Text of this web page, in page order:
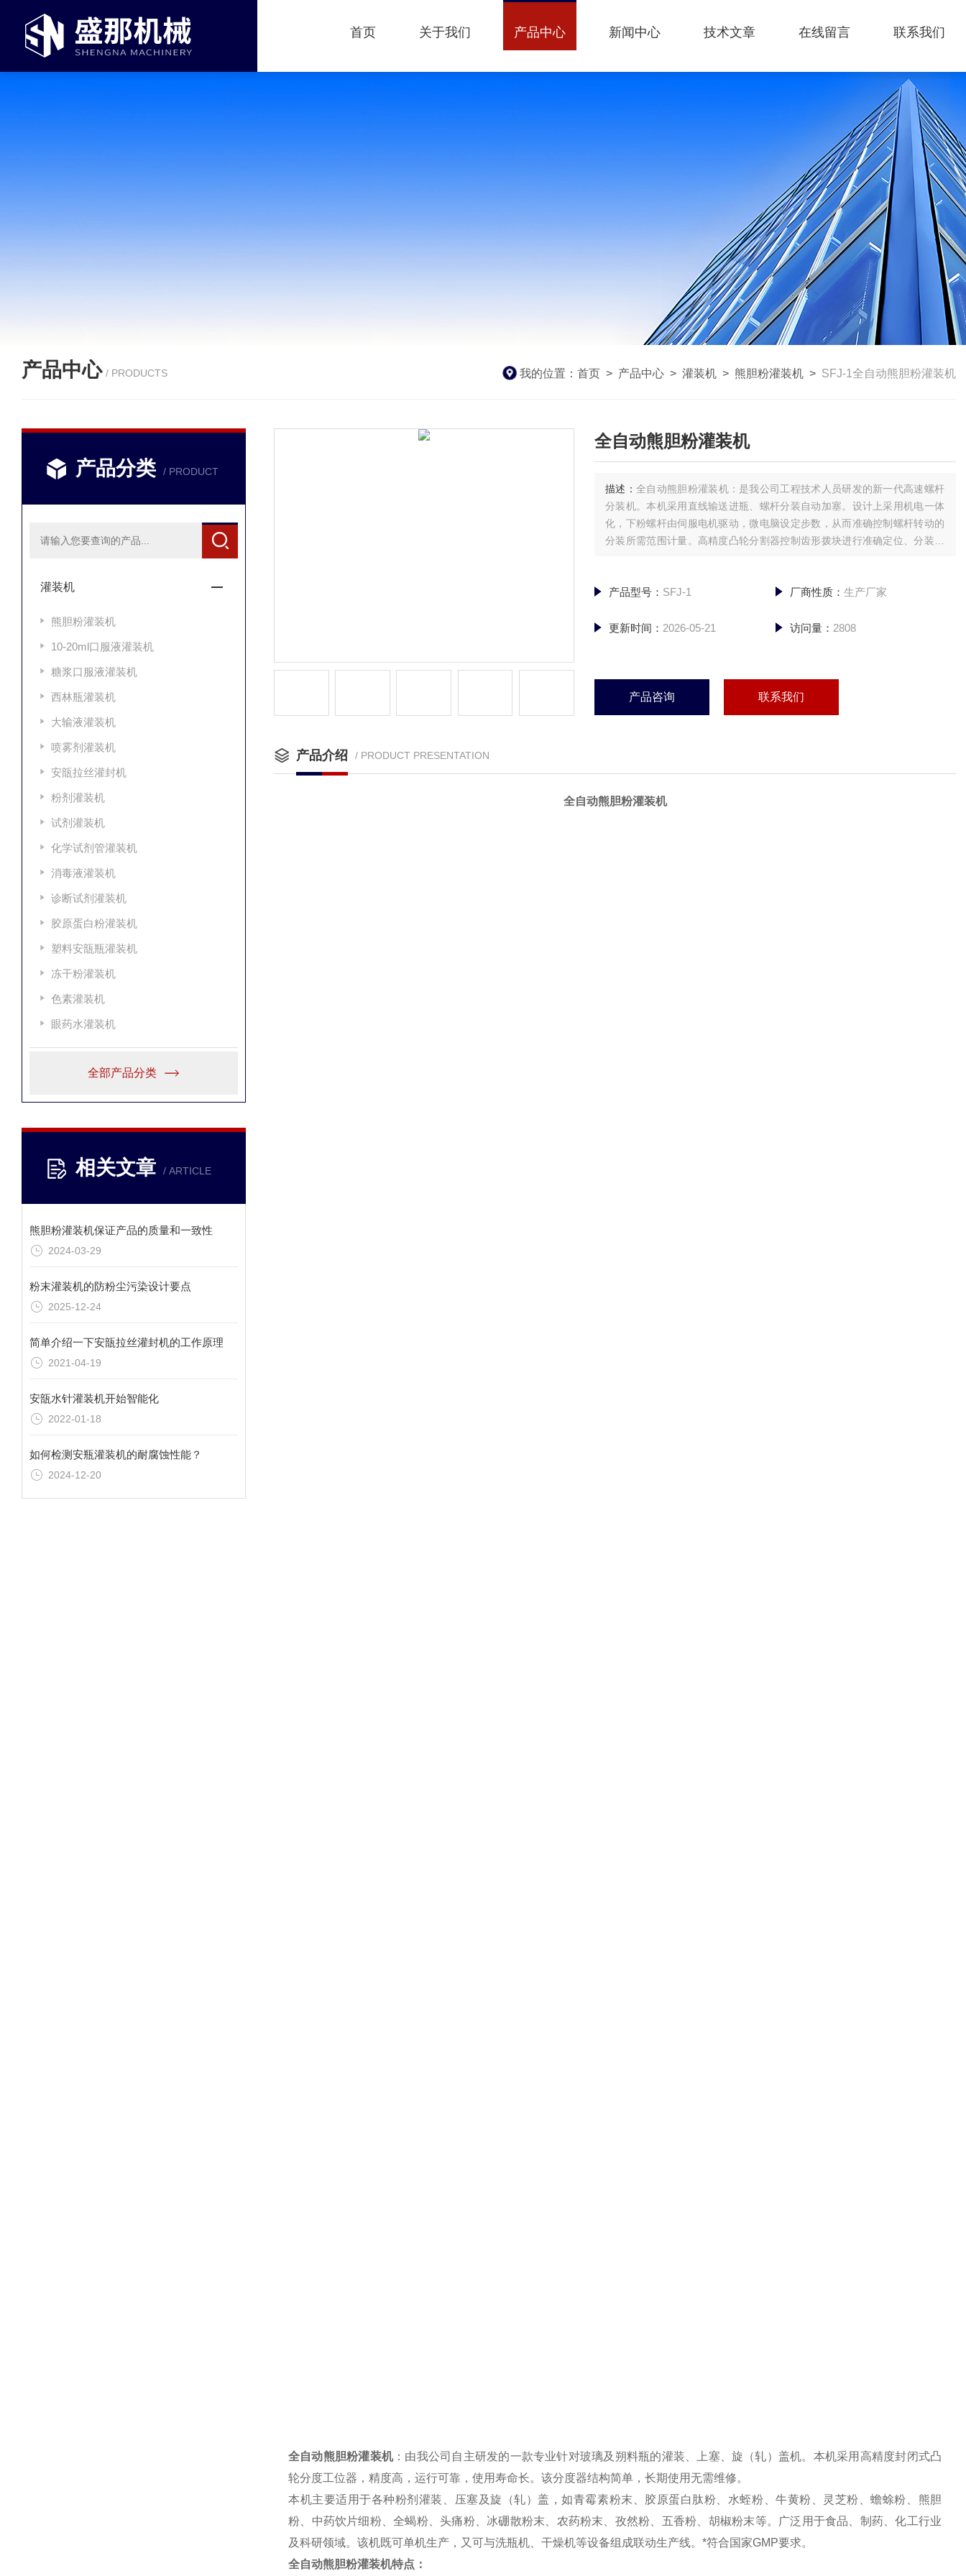
首页 关于我们 产品中心 新闻中心 技术文章 在线留言 联系我们
产品中心 / PRODUCTS 我的位置： 首页 > 产品中心 > 灌装机 > 熊胆粉灌装机 > SFJ-1全自动熊胆粉灌装机
产品分类 / PRODUCT
灌装机
熊胆粉灌装机
10-20ml口服液灌装机
糖浆口服液灌装机
西林瓶灌装机
大输液灌装机
喷雾剂灌装机
安瓿拉丝灌封机
粉剂灌装机
试剂灌装机
化学试剂管灌装机
消毒液灌装机
诊断试剂灌装机
胶原蛋白粉灌装机
塑料安瓿瓶灌装机
冻干粉灌装机
色素灌装机
眼药水灌装机
全部产品分类
相关文章 / ARTICLE
熊胆粉灌装机保证产品的质量和一致性
2024-03-29
粉末灌装机的防粉尘污染设计要点
2025-12-24
简单介绍一下安瓿拉丝灌封机的工作原理
2021-04-19
安瓿水针灌装机开始智能化
2022-01-18
如何检测安瓶灌装机的耐腐蚀性能？
2024-12-20
全自动熊胆粉灌装机
描述：全自动熊胆粉灌装机：是我公司工程技术人员研发的新一代高速螺杆
分装机。本机采用直线输送进瓶、螺杆分装自动加塞。设计上采用机电一体
化，下粉螺杆由伺服电机驱动，微电脑设定步数，从而准确控制螺杆转动的
分装所需范围计量。高精度凸轮分割器控制齿形拨块进行准确定位、分装、
产品型号： SFJ-1 厂商性质： 生产厂家
更新时间： 2026-05-21 访问量： 2808
产品咨询 联系我们
产品介绍 / PRODUCT PRESENTATION
全自动熊胆粉灌装机
全自动熊胆粉灌装机：由我公司自主研发的一款专业针对玻璃及朔料瓶的灌装、上塞、旋（轧）盖机。 本机采用高精度封闭式凸
轮分度工位器，精度高，运行可靠，使用寿命长。该分度器结构简单，长期使用无需维修。
本机主要适用于各种粉剂灌装、压塞及旋（轧）盖，如青霉素粉末、胶原蛋白 肽粉、 水蛭粉 、牛黄粉 灵芝粉 、蟾蜍粉
熊胆
粉
中药饮片细粉、全蝎粉、 头痛粉、冰硼散粉末、农药粉末、 孜然粉 五香粉 、胡椒粉末等。广泛用于食品、制药、化工行业
及科研领域。该机既可单机生产，又可与洗瓶机、干燥机等设备组成联动生产线。*符合国家GMP要求。
全自动熊胆粉灌装机特点：